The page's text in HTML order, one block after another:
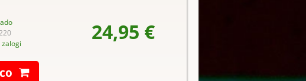
zalogi 24,95 €